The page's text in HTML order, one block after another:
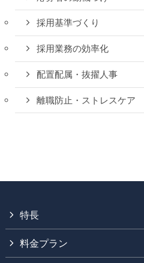
採用基準づくり
採用業務の効率化
配置配属・抜擢人事
離職防止・ストレスケア
特長
料金プラン